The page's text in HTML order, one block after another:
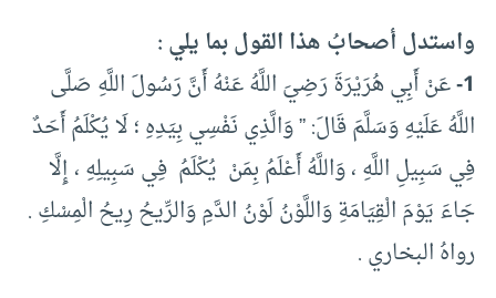
واستدل أصحابُ هذا القول بما يلي :
1- ‏عَنْ ‏‏أَبِي هُرَيْرَةَ ‏‏رَضِيَ اللَّهُ عَنْهُ ‏أَنَّ رَسُولَ اللَّهِ ‏‏صَلَّى
اللَّهُ عَلَيْهِ وَسَلَّمَ ‏قَالَ: ” وَالَّذِي نَفْسِي بِيَدِهِ ؛‏ ‏لَا ‏‏يُكْلَمُ ‏‏أَحَدٌ
فِي سَبِيلِ اللَّهِ ، وَاللَّهُ أَعْلَمُ بِمَنْ ‏‏ يُكْلَمُ ‏‏ فِي سَبِيلِهِ ، إِلَّا
جَاءَ يَوْمَ الْقِيَامَةِ وَاللَّوْنُ لَوْنُ الدَّمِ وَالرِّيحُ رِيحُ الْمِسْكِ .
رواهُ البخاري .